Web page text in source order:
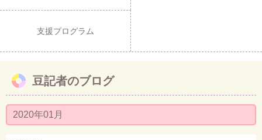
ご利用について
採用情報
お問い合わせ
支援プログラム
豆記者のブログ
2020年01月